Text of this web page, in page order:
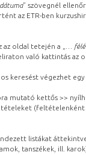
” szövegnél
az ETR-ben
oldal tetején a „
…
való kattintás az
keresést végezhet
mutató kettős >>
(feltételenként
listákat
tanszékek, ill.